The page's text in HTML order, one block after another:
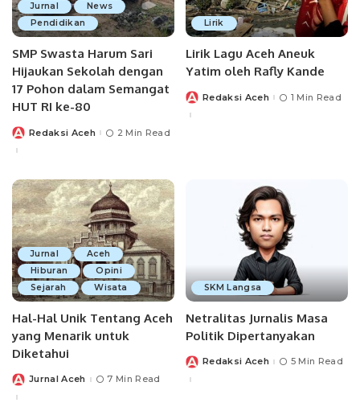
Jurnal
News
Pendidikan
SMP Swasta Harum Sari
Hijaukan Sekolah dengan
17 Pohon dalam Semangat
HUT RI ke-80
PostedRedaksi Aceh 2 Min Read
Lirik
Lirik Lagu Aceh Aneuk
Yatim oleh Rafly Kande
PostedRedaksi Aceh 1 Min Read
Jurnal
Aceh
Hiburan
Opini
Sejarah
Wisata
Hal-Hal Unik Tentang Aceh
yang Menarik untuk
Diketahui
PostedJurnal Aceh 7 Min Read
SKM Langsa
Netralitas Jurnalis Masa
Politik Dipertanyakan
PostedRedaksi Aceh 5 Min Read